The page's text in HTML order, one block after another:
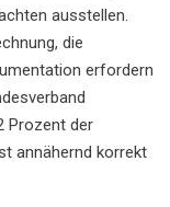
ausstellen.
die
erfordern
Prozent der
annähernd korrekt